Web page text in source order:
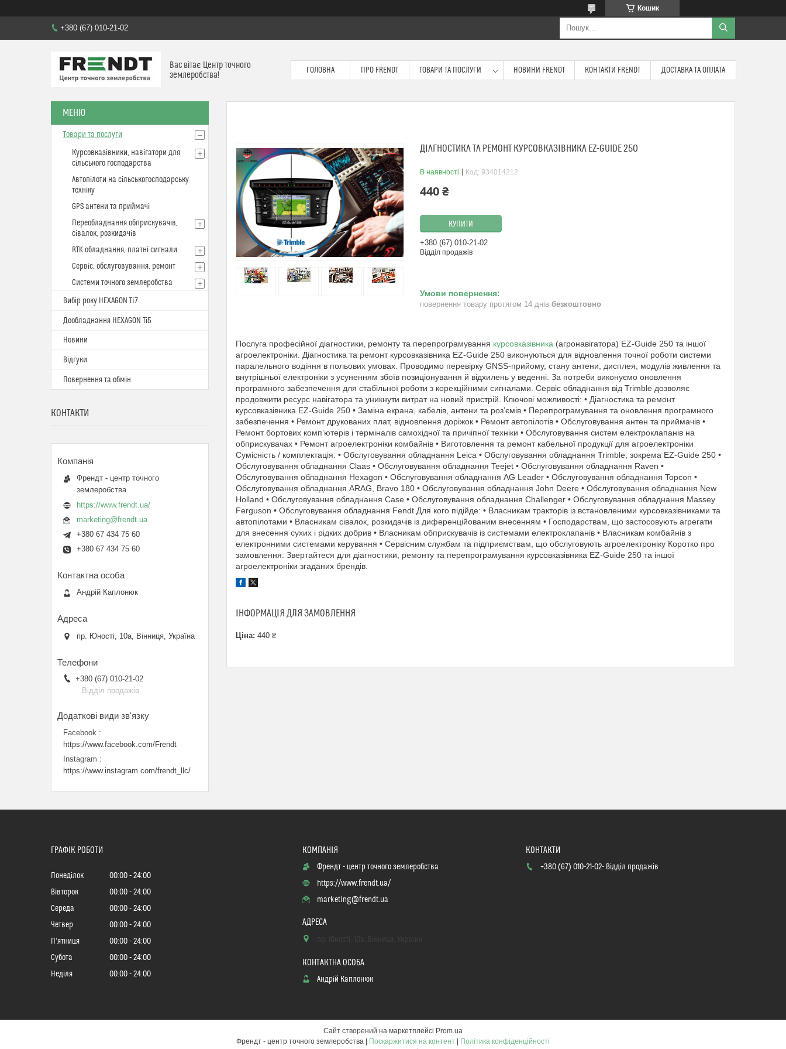
Кошик
+380 (67) 010-21-02
Вас вітає Центр точного
землеробства!
ГОЛОВНА ПРО FRENDT ТОВАРИ ТА ПОСЛУГИ НОВИНИ FRENDT КОНТАКТИ FRENDT ДОСТАВКА ТА ОПЛАТА
ДІАГНОСТИКА ТА РЕМОНТ КУРСОВКАЗІВНИКА EZ-GUIDE 250
В наявності Код: 934014212
440 ₴
КУПИТИ
+380 (67) 010-21-02
Відділ продажів
повернення товару протягом 14 днів безкоштовно
Послуга професійної діагностики, ремонту та перепрограмування курсовказівника (агронавігатора) EZ-Guide 250 та іншої
агроелектроніки. Діагностика та ремонт курсовказівника EZ-Guide 250 виконуються для відновлення точної роботи системи
паралельного водіння в польових умовах. Проводимо перевірку GNSS-прийому, стану антени, дисплея, модулів живлення та
внутрішньої електроніки з усуненням збоїв позиціонування й відхилень у веденні. За потреби виконуємо оновлення
програмного забезпечення для стабільної роботи з корекційними сигналами. Сервіс обладнання від Trimble дозволяє
продовжити ресурс навігатора та уникнути витрат на новий пристрій. Ключові можливості: • Діагностика та ремонт
курсовказівника EZ-Guide 250 • Заміна екрана, кабелів, антени та роз’ємів • Перепрограмування та оновлення програмного
забезпечення • Ремонт друкованих плат, відновлення доріжок • Ремонт автопілотів • Обслуговування антен та приймачів •
Ремонт бортових комп’ютерів і терміналів самохідної та причіпної техніки • Обслуговування систем електроклапанів на
обприскувачах • Ремонт агроелектроніки комбайнів • Виготовлення та ремонт кабельної продукції для агроелектроніки
Сумісність / комплектація: • Обслуговування обладнання Leica • Обслуговування обладнання Trimble, зокрема EZ-Guide 250 •
Обслуговування обладнання Claas • Обслуговування обладнання Teejet • Обслуговування обладнання Raven •
Обслуговування обладнання Hexagon • Обслуговування обладнання AG Leader • Обслуговування обладнання Topcon •
Обслуговування обладнання ARAG, Bravo 180 • Обслуговування обладнання John Deere • Обслуговування обладнання New
Holland • Обслуговування обладнання Case • Обслуговування обладнання Challenger • Обслуговування обладнання Massey
Ferguson • Обслуговування обладнання Fendt Для кого підійде: • Власникам тракторів із встановленими курсовказівниками та
автопілотами • Власникам сівалок, розкидачів із диференційованим внесенням • Господарствам, що застосовують агрегати
для внесення сухих і рідких добрив • Власникам обприскувачів із системами електроклапанів • Власникам комбайнів з
електронними системами керування • Сервісним службам та підприємствам, що обслуговують агроелектроніку Коротко про
замовлення: Звертайтеся для діагностики, ремонту та перепрограмування курсовказівника EZ-Guide 250 та іншої
агроелектроніки згаданих брендів.
ІНФОРМАЦІЯ ДЛЯ ЗАМОВЛЕННЯ
Ціна: 440 ₴
Товари та послуги
Курсовказівники, навігатори для
сільського господарства
Автопілоти на сільськогосподарську
техніку
GPS антени та приймачі
Переобладнання обприскувачів,
сівалок, розкидачів
RTK обладнання, платні сигнали
Сервіс, обслуговування, ремонт
Системи точного землеробства
Вибір року HEXAGON Ti7
Дообладнання HEXAGON Ті5
Новини
Відгуки
Повернення та обмін
КОНТАКТИ
Френдт - центр точного
землеробства
https://www.frendt.ua/
marketing@frendt.ua
+380 67 434 75 60
+380 67 434 75 60
Андрій Каплонюк
пр. Юності, 10a, Вінниця, Україна
+380 (67) 010-21-02
Відділ продажів
Facebook
https://www.facebook.com/Frendt
Instagram
https://www.instagram.com/frendt_llc/
ГРАФІК РОБОТИ
Понеділок 00:00
24:00
Вівторок
00:00
24:00
Середа
00:00
24:00
Четвер
00:00
24:00
Пʼятниця
00:00
24:00
Субота
00:00
24:00
Неділя
00:00 24:00
Френдт - центр точного землеробства
https://www.frendt.ua/
marketing@frendt.ua
Андрій Каплонюк
+380 (67) 010-21-02 Відділ продажів
Сайт створений на маркетплейсі Prom.ua
Френдт - центр точного землеробства | Поскаржитися на контент | Політика конфіденційності